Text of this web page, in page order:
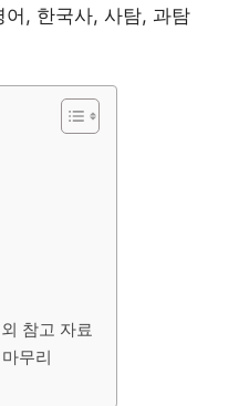
어, 한국사, 사탐, 과탐
참고 자료
무리